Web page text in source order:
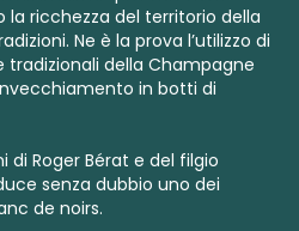
ricchezza del territorio della
Ne è la prova l’utilizzo di
tradizionali della Champagne
in botti di
di Roger Bérat e del filgio
senza dubbio uno dei
de noirs.